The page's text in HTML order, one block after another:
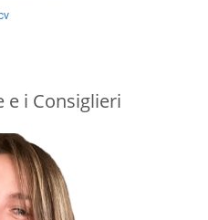
e i Consiglieri